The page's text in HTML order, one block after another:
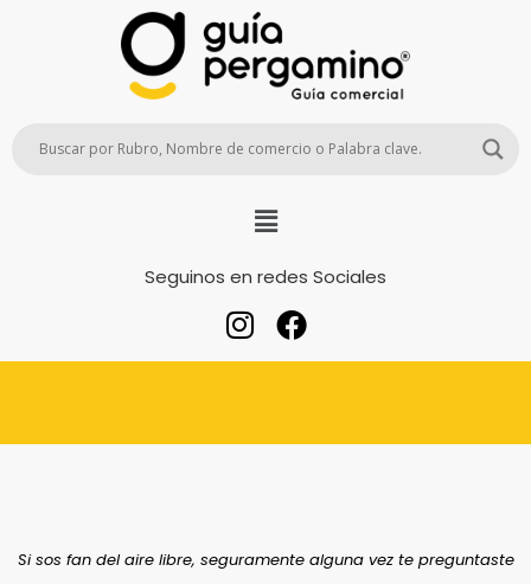
Seguinos en redes Sociales
Si sos fan del aire libre, seguramente alguna vez te preguntaste